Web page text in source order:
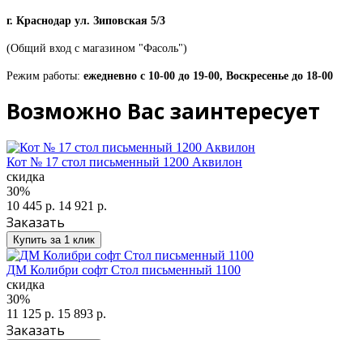
г. Краснодар ул. Зиповская 5/3
(Общий вход с магазином "Фасоль")
Режим работы: ежедневно с 10-00 до 19-00, Воскресенье до 18-00
Возможно Вас заинтересует
Кот № 17 стол письменный 1200 Аквилон
скидка
30%
10 445 р. 14 921 р.
Заказать
Купить за 1 клик
ДМ Колибри софт Стол письменный 1100
скидка
30%
11 125 р. 15 893 р.
Заказать